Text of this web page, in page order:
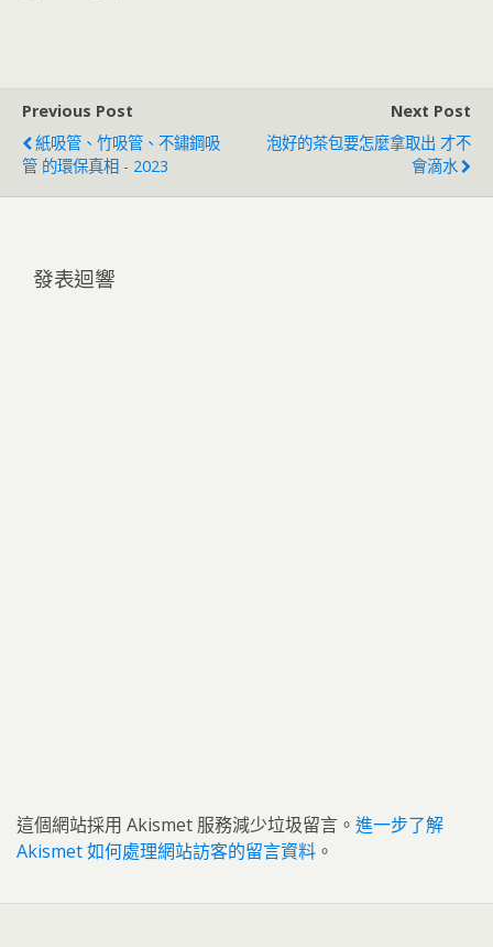
Previous Post
紙吸管、竹吸管、不鏽鋼吸
管 的環保真相 - 2023
Next Post
泡好的茶包要怎麼拿取出 才不
會滴水
發表迴響
這個網站採用 Akismet 服務減少垃圾留言。 進一步了解
Akismet 如何處理網站訪客的留言資料 。